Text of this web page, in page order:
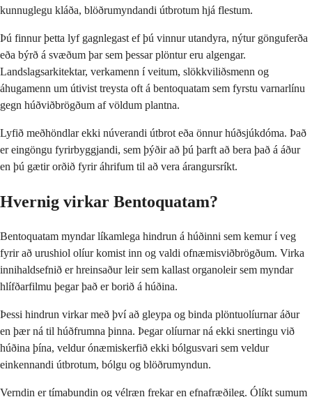
kunnuglegu kláða, blöðrumyndandi útbrotum hjá flestum.
Þú finnur þetta lyf gagnlegast ef þú vinnur utandyra, nýtur gönguferða
eða býrð á svæðum þar sem þessar plöntur eru algengar.
Landslagsarkitektar, verkamenn í veitum, slökkviliðsmenn og
áhugamenn um útivist treysta oft á bentoquatam sem fyrstu varnarlínu
gegn húðviðbrögðum af völdum plantna.
Lyfið meðhöndlar ekki núverandi útbrot eða önnur húðsjúkdóma. Það
er eingöngu fyrirbyggjandi, sem þýðir að þú þarft að bera það á áður
en þú gætir orðið fyrir áhrifum til að vera árangursríkt.
Hvernig virkar Bentoquatam?
Bentoquatam myndar líkamlega hindrun á húðinni sem kemur í veg
fyrir að urushiol olíur komist inn og valdi ofnæmisviðbrögðum. Virka
innihaldsefnið er hreinsaður leir sem kallast organoleir sem myndar
hlífðarfilmu þegar það er borið á húðina.
Þessi hindrun virkar með því að gleypa og binda plöntuolíurnar áður
en þær ná til húðfrumna þinna. Þegar olíurnar ná ekki snertingu við
húðina þína, veldur ónæmiskerfið ekki bólgusvari sem veldur
einkennandi útbrotum, bólgu og blöðrumyndun.
Verndin er tímabundin og vélræn frekar en efnafræðileg. Ólíkt sumum